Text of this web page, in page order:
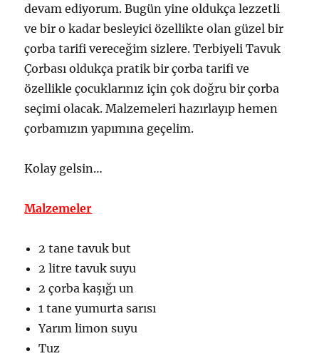
devam ediyorum. Bugün yine oldukça lezzetli
ve bir o kadar besleyici özellikte olan güzel bir
çorba tarifi vereceğim sizlere. Terbiyeli Tavuk
Çorbası oldukça pratik bir çorba tarifi ve
özellikle çocuklarınız için çok doğru bir çorba
seçimi olacak. Malzemeleri hazırlayıp hemen
çorbamızın yapımına geçelim.
Kolay gelsin…
Malzemeler
2 tane tavuk but
2 litre tavuk suyu
2 çorba kaşığı un
1 tane yumurta sarısı
Yarım limon suyu
Tuz